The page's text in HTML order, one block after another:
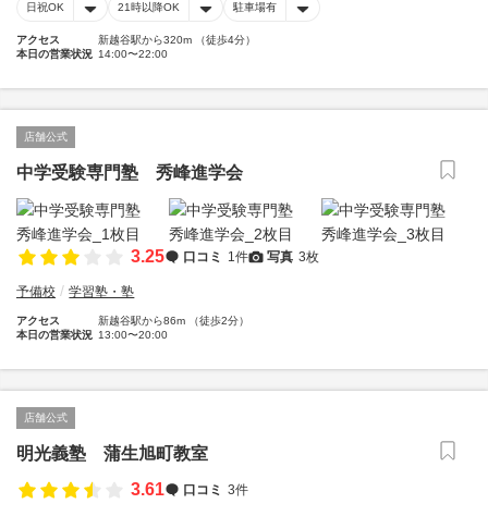
日祝OK 21時以降OK 駐車場有
アクセス
新越谷駅から320m （徒歩4分）
本日の営業状況 14:00〜22:00
店舗公式
中学受験専門塾 秀峰進学会
3.25 口コミ 1件 写真 3枚
予備校 学習塾・塾
アクセス
新越谷駅から86m （徒歩2分）
本日の営業状況 13:00〜20:00
店舗公式
明光義塾 蒲生旭町教室
3.61
口コミ 3件